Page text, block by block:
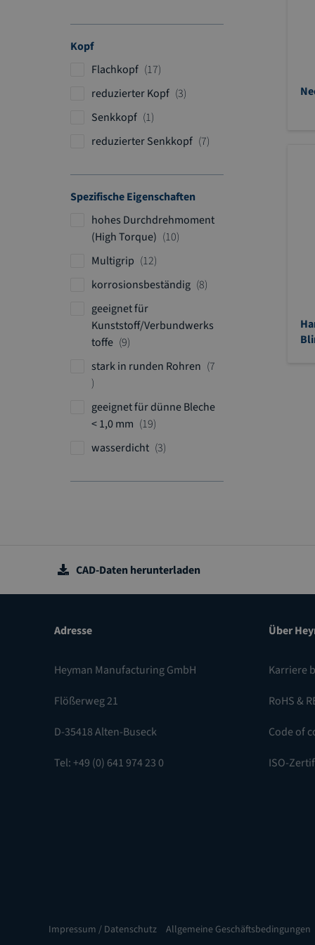
e
l
t
Kopf
Flachkopf 17A
t
k
reduzierter Kopf 3A
i
e
l
Senkkopf 1A
r
e
l
reduzierter Senkkopf 7A
t
e
Spezifische Eigenschaften
hohes Durchdrehmoment
(High Torque)
10A
i
e
Multigrip 12A
k
l
korrosionsbeständig 8A
t
e
geeignet für
Kunststoff/Verbundwerks
toffe 9A
k
e
l
stark in runden Rohren
7
A
t
k
l
geeignet für dünne Bleche
< 1,0 mm
19A
wasserdicht 3A
t
CAD-Daten herunterladen
Adresse
Heyman Manufacturing GmbH
Flößerweg 21
D-35418 Alten-Buseck
Tel: +49 (0) 641 974 23 0
Über
Karriere
RoHS &
Code of
ISO-
Impressum / Datenschutz Allgemeine Geschäftsbedingungen